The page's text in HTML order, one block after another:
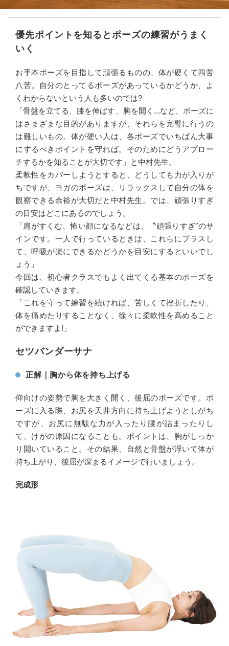
優先ポイントを知るとポーズの練習がうまく
いく
お手本ポーズを目指して頑張るものの、体が硬くて四苦
八苦。自分のとってるポーズがあっているかどうか、よ
くわからないという人も多いのでは?
「骨盤を立てる、膝を伸ばす、胸を開く...など、ポーズに
はさまざまな目的がありますが、それらを完璧に行うの
は難しいもの。体が硬い人は、各ポーズでいちばん大事
にするべきポイントを守れば。そのためにどうアプロー
チするかを知ることが大切です」と中村先生。
柔軟性をカバーしようとすると、どうしても力が入りが
ちですが、ヨガのポーズは、リラックスして自分の体を
観察できる余裕が大切だと中村先生。では、頑張りすぎ
の目安はどこにあるのでしょう。
「肩がすくむ、怖い顔になるなどは、〝頑張りすぎ″のサ
インです。一人で行っているときは、これらにプラスし
て、呼吸が楽にできるかどうかを目安にするといいでし
ょう」
今回は、初心者クラスでもよく出てくる基本のポーズを
確認していきます。
「これを守って練習を続ければ、苦しくて挫折したり、
体を痛めたりすることなく、徐々に柔軟性を高めること
ができますよ!」
セツバンダーサナ
正解｜胸から体を持ち上げる
仰向けの姿勢で胸を大きく開く、後屈のポーズです。ポ
ーズに入る際、お尻を天井方向に持ち上げようとしがち
ですが、お尻に無駄な力が入ったり腰が詰まったりし
て、けがの原因になることも。ポイントは、胸がしっか
り開いていること。その結果、自然と骨盤が浮いて体が
持ち上がり、後屈が深まるイメージで行いましょう。
完成形